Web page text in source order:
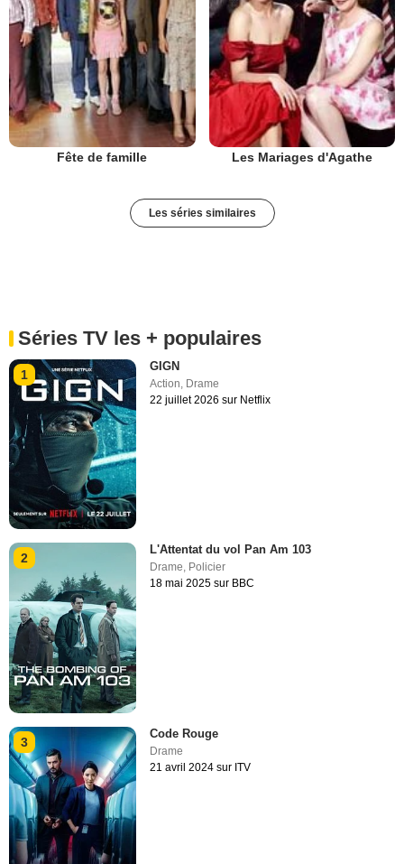
Fête de famille Les Mariages d'Agathe
Les séries similaires
Séries TV les + populaires
1
GIGN
Action, Drame
22 juillet 2026 sur Netflix
2
L'Attentat du vol Pan Am 103
Drame, Policier
18 mai 2025 sur BBC
3
Code Rouge
Drame
21 avril 2024 sur ITV